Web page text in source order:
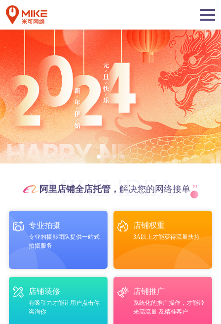
MIKE IDEA
阿里店铺全店托管， 解决您的网络接单 ”
专业拍摄
专业的摄影团队提供一站式
拍摄服务
店铺权重
3A以上才能获得流量扶持
店铺装修
有吸引力才能让用户点击你
咨询你
店铺推广
系统化的推广操作，才能带
来高流量 及精准客户